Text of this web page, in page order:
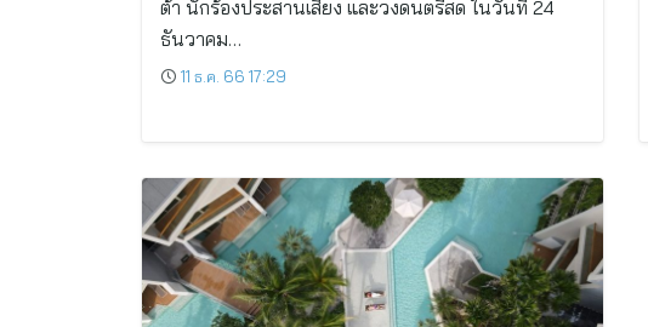
ต้า นักร้องประสานเสียง และวงดนตรีสด ในวันที่ 24
ธันวาคม…
11 ธ.ค. 66 17:29